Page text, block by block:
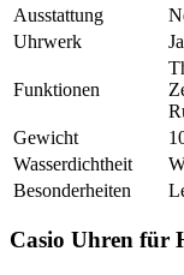
Ausstattung
Uhrwerk
Funktionen
Gewicht
Wasserdichtheit
Besonderheiten
Casio Uhren für